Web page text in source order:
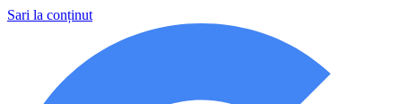
Sari la conținut